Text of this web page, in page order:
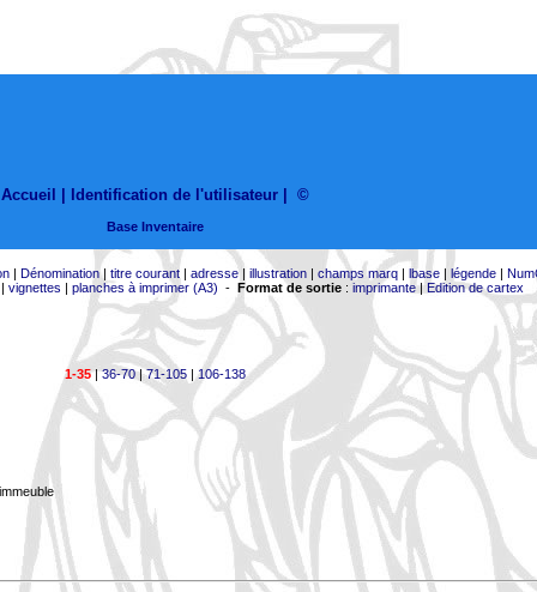
Accueil | Identification de l'utilisateur ©
Base Inventaire
| Dénomination| titre courant| adresse| illustration| champs marq| lbase| légende|
vignettes | planches à imprimer (A3) - Format de sortie: imprimante|Edition de cartex
1-35|36-70|71-105| 106-138